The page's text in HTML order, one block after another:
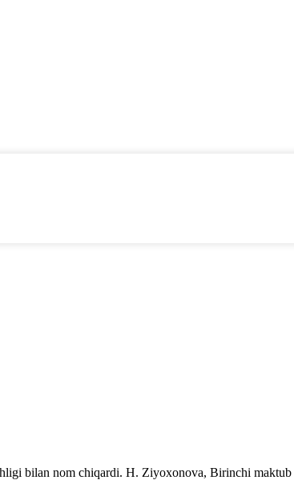
bilan nom chiqardi. H. Ziyoxonova, Birinchi maktub